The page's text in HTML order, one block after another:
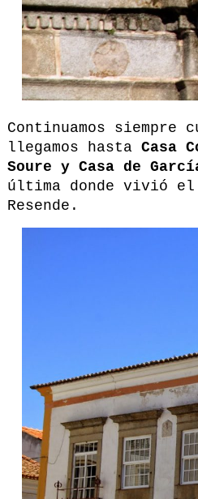
Continuamos siempre
llegamos hasta Casa
Soure y Casa de
última donde vivió el
Resende.